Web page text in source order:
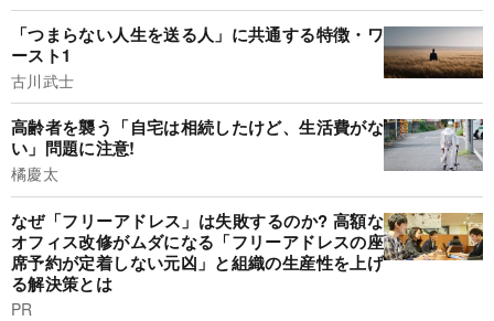
「つまらない人生を送る人」に共通する特徴・ワ
ースト1
古川武士
高齢者を襲う「自宅は相続したけど、生活費がな
い」問題に注意!
橘慶太
なぜ「フリーアドレス」は失敗するのか? 高額な
オフィス改修がムダになる「フリーアドレスの座
席予約が定着しない元凶」と組織の生産性を上げ
る解決策とは
PR